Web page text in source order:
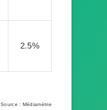
2.5%
Source : Médiamétrie